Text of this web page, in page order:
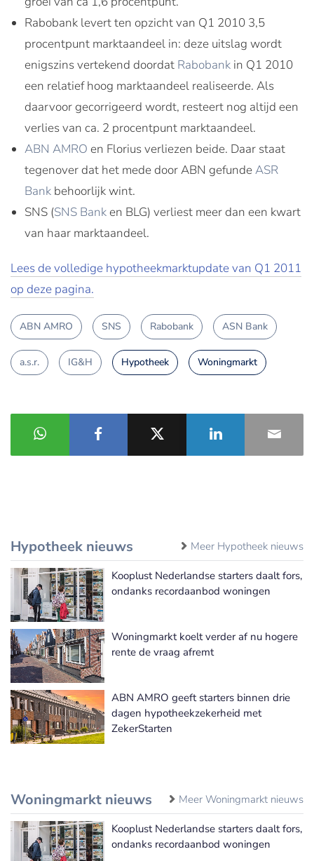
Rabobank levert ten opzicht van Q1 2010 3,5
procentpunt marktaandeel in: deze uitslag wordt
enigszins vertekend doordat Rabobank in Q1 2010
een relatief hoog marktaandeel realiseerde. Als
daarvoor gecorrigeerd wordt, resteert nog altijd een
verlies van ca. 2 procentpunt marktaandeel.
ABN AMRO en Florius verliezen beide. Daar staat
tegenover dat het mede door ABN gefundeASR
Bank behoorlijk wint.
SNS (SNS Bank en BLG) verliest meer dan een kwart
van haar marktaandeel.
Lees de volledige hypotheekmarktupdate van Q1 2011
op deze pagina.
ABN AMRO SNS Rabobank ASN Bank
a.s.r. IG&H Hypotheek Woningmarkt
Hypotheek nieuws Meer Hypotheek nieuws
Kooplust Nederlandse starters daalt fors,
ondanks recordaanbod woningen
Woningmarkt koelt verder af nu hogere
rente de vraag afremt
ABN AMRO geeft starters binnen drie
dagen hypotheekzekerheid met
ZekerStarten
Woningmarkt nieuws Meer Woningmarkt nieuws
Kooplust Nederlandse starters daalt fors,
ondanks recordaanbod woningen